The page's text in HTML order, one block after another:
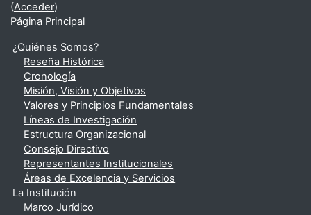
(Acceder)
Página Principal
¿Quiénes Somos?
Reseña Histórica
Cronología
Misión, Visión y Objetivos
Valores y Principios Fundamentales
Líneas de Investigación
Estructura Organizacional
Consejo Directivo
Representantes Institucionales
Áreas de Excelencia y Servicios
La Institución
Marco Jurídico